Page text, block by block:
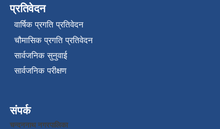
प्रतिवेदन
वार्षिक प्रगति प्रतिवेदन
चौमासिक प्रगति प्रतिवेदन
सार्वजनिक सुनुवाई
सार्वजनिक परीक्षण
संपर्क
चन्दननाथ नगरपालिका